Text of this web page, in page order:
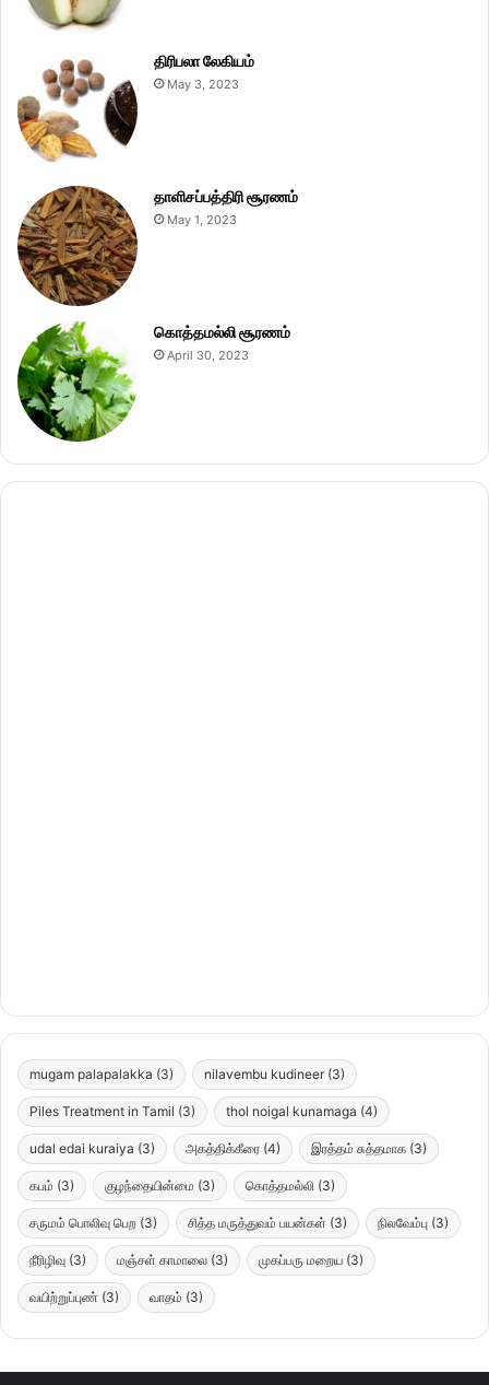
திரிபலா லேகியம்
May 3, 2023
தாளிசப்பத்திரி சூரணம்
May 1, 2023
கொத்தமல்லி சூரணம்
April 30, 2023
mugam palapalakka (3) nilavembu kudineer (3)
Piles Treatment in Tamil (3) thol noigal kunamaga (4)
udal edai kuraiya (3) அகத்திக்கீரை (4) இரத்தம் சுத்தமாக (3)
கபம் (3) குழந்தையின்மை (3) கொத்தமல்லி (3)
சருமம் பொலிவு பெற (3) சித்த மருத்துவம் பயன்கள் (3) நிலவேம்பு (3)
நீரிழிவு (3) மஞ்சள் காமாலை (3) முகப்பரு மறைய (3)
வயிற்றுப்புண் (3) வாதம் (3)